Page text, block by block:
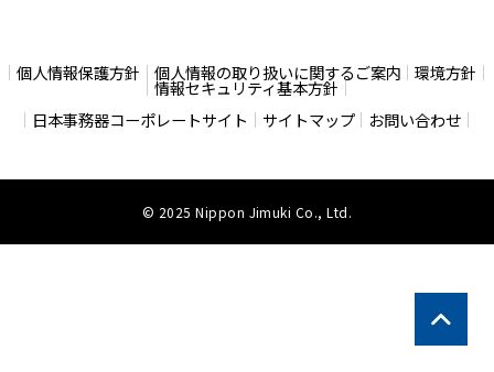
個人情報保護方針 個人情報の取り扱いに関するご案内 環境方針
情報セキュリティ基本方針
日本事務器コーポレートサイト
サイトマップ お問い合わせ
© 2025 Nippon Jimuki Co., Ltd.